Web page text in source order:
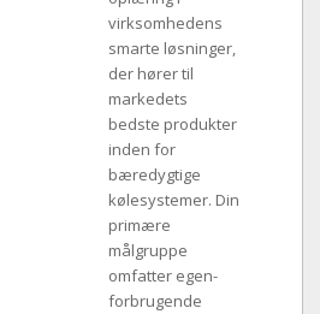
virksomhedens
smarte løsninger,
der hører til
markedets
bedste produkter
inden for
bæredygtige
kølesystemer. Din
primære
målgruppe
omfatter egen-
forbrugende